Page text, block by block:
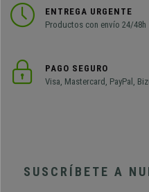
ENTREGA URGENTE
Productos con envío 24/48h
PAGO SEGURO
Visa, Mastercard, PayPal,
SUSCRÍBETE A